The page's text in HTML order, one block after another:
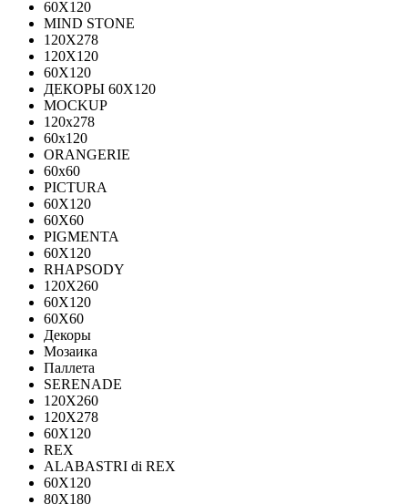
60Х120
MIND STONE
120X278
120Х120
60Х120
ДЕКОРЫ 60Х120
MOCKUP
120х278
60х120
ORANGERIE
60х60
PICTURA
60X120
60X60
PIGMENTA
60X120
RHAPSODY
120X260
60X120
60X60
Декоры
Мозаика
Паллета
SERENADE
120X260
120Х278
60X120
REX
ALABASTRI di REX
60X120
80X180